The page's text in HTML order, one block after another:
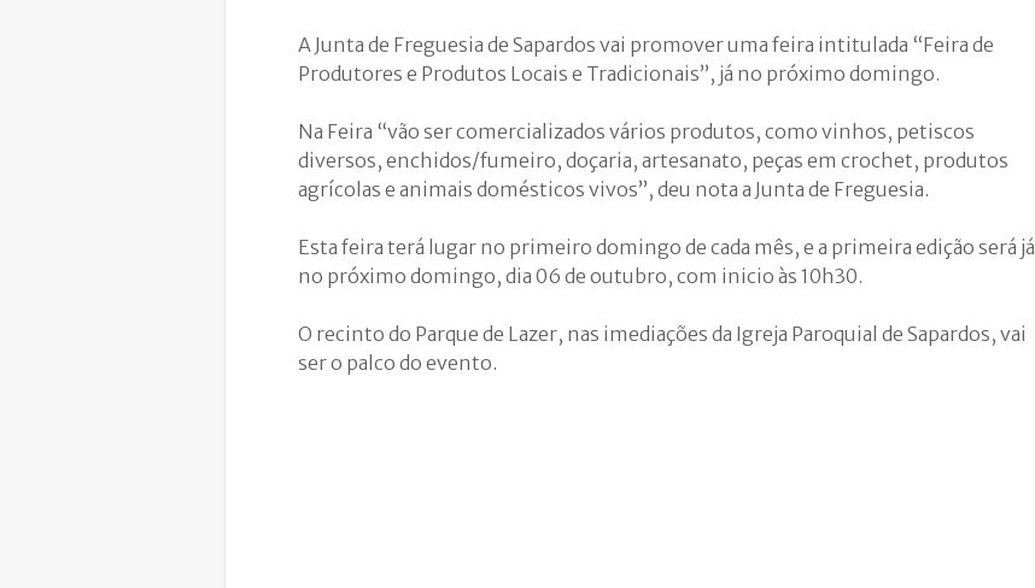
A Junta de Freguesia de Sapardos vai promover uma feira intitulada “Feira de
Produtores e Produtos Locais e Tradicionais”, já no próximo domingo.
Na Feira “vão ser comercializados vários produtos, como vinhos, petiscos
diversos, enchidos/fumeiro, doçaria, artesanato, peças em crochet, produtos
agrícolas e animais domésticos vivos”, deu nota a Junta de Freguesia.
Esta feira terá lugar no primeiro domingo de cada mês, e a primeira edição será já
no próximo domingo, dia 06 de outubro, com inicio às 10h30.
O recinto do Parque de Lazer, nas imediações da Igreja Paroquial de Sapardos, vai
ser o palco do evento.